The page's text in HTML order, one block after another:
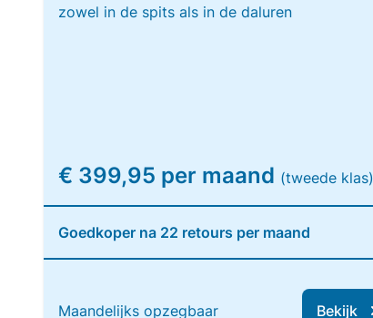
zowel in de spits als in de daluren
€ 399,95 per maand (tweede klas)
Goedkoper na 22 retours per maand
Maandelijks opzegbaar Bekijk